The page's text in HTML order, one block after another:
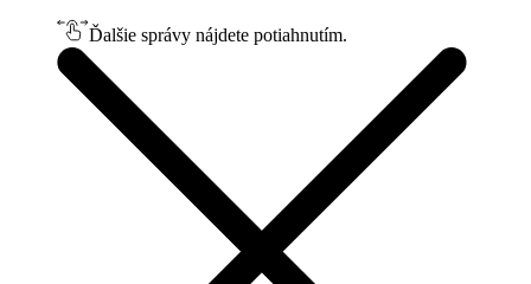
Ďalšie správy nájdete potiahnutím.